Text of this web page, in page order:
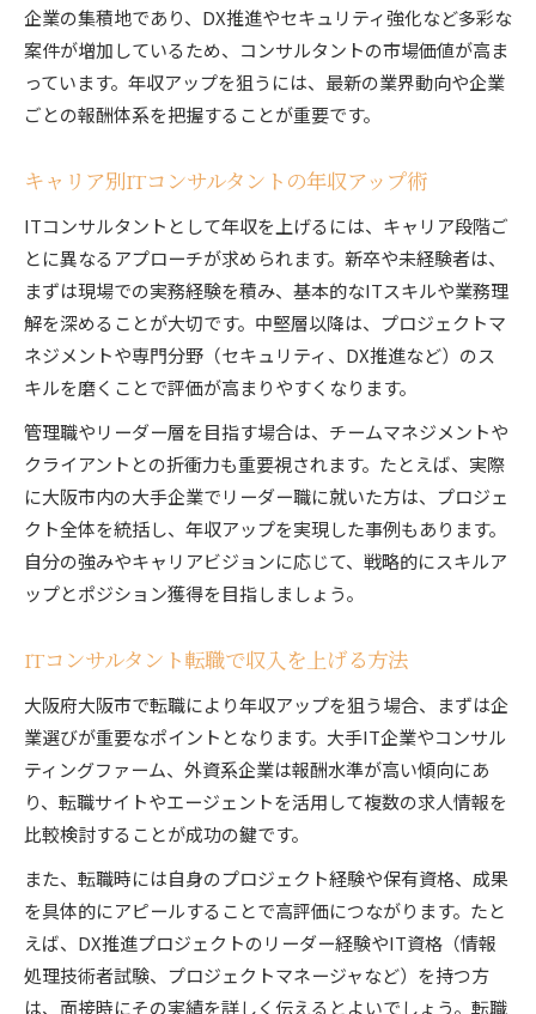
企業の集積地であり、DX推進やセキュリティ強化など多彩な
案件が増加しているため、コンサルタントの市場価値が高ま
っています。年収アップを狙うには、最新の業界動向や企業
ごとの報酬体系を把握することが重要です。
キャリア別ITコンサルタントの年収アップ術
ITコンサルタントとして年収を上げるには、キャリア段階ご
とに異なるアプローチが求められます。新卒や未経験者は、
まずは現場での実務経験を積み、基本的なITスキルや業務理
解を深めることが大切です。中堅層以降は、プロジェクトマ
ネジメントや専門分野（セキュリティ、DX推進など）のス
キルを磨くことで評価が高まりやすくなります。
管理職やリーダー層を目指す場合は、チームマネジメントや
クライアントとの折衝力も重要視されます。たとえば、実際
に大阪市内の大手企業でリーダー職に就いた方は、プロジェ
クト全体を統括し、年収アップを実現した事例もあります。
自分の強みやキャリアビジョンに応じて、戦略的にスキルア
ップとポジション獲得を目指しましょう。
ITコンサルタント転職で収入を上げる方法
大阪府大阪市で転職により年収アップを狙う場合、まずは企
業選びが重要なポイントとなります。大手IT企業やコンサル
ティングファーム、外資系企業は報酬水準が高い傾向にあ
り、転職サイトやエージェントを活用して複数の求人情報を
比較検討することが成功の鍵です。
また、転職時には自身のプロジェクト経験や保有資格、成果
を具体的にアピールすることで高評価につながります。たと
えば、DX推進プロジェクトのリーダー経験やIT資格（情報
処理技術者試験、プロジェクトマネージャなど）を持つ方
は、面接時にその実績を詳しく伝えるとよいでしょう。転職